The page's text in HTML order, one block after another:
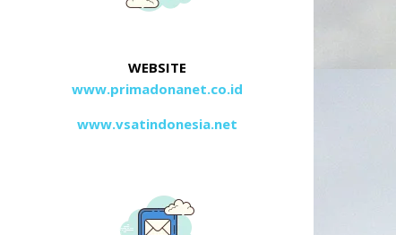
WEBSITE
www.primadonanet.co.id
www.vsatindonesia.net